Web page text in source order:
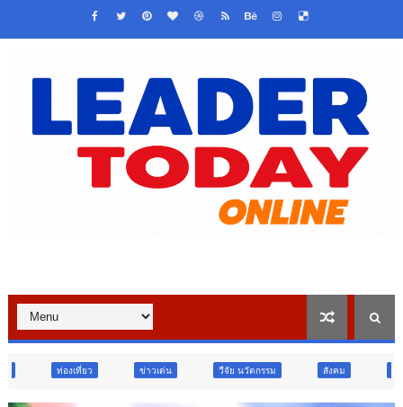
ข่าวเด่น วืจัย นวัตกรรม สังคม